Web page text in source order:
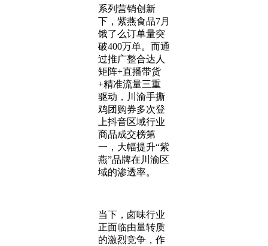
系列营销创新
下，紫燕食品7月
饿了么订单量突
破400万单。而通
过推广整合达人
矩阵+直播带货
+精准流量三重
驱动，川渝手撕
鸡团购券多次登
上抖音区域行业
商品成交榜第
一，大幅提升“紫
燕”品牌在川渝区
域的渗透率。
当下，卤味行业
正面临由量转质
的激烈竞争，作